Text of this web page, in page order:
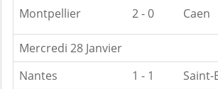
Montpellier
2 - 0
Caen
Mercredi 28 Janvier
Nantes
1 - 1 Saint-